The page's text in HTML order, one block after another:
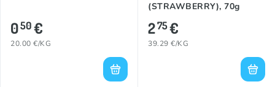
050€
20.00 €/KG
(STRAWBERRY), 70g
275€
39.29 €/KG